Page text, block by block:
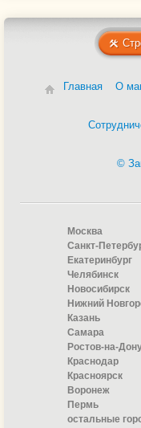
Главная О
©
Москва
Санкт-
Екатеринбург
Челябинск
Новосибирск
Нижний
Казань
Самара
Ростов-на-
Краснодар
Красноярск
Воронеж
Пермь
остальные